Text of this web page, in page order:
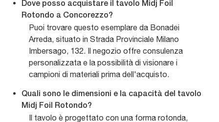
Dove posso acquistare il tavolo Midj Foil
Rotondo a Concorezzo?
Puoi trovare questo esemplare da Bonadei
Arreda, situato in Strada Provinciale Milano
Imbersago, 132. Il negozio offre consulenza
personalizzata e la possibilità di visionare i
campioni di materiali prima dell'acquisto.
Quali sono le dimensioni e la capacità del tavolo
Midj Foil Rotondo?
Il tavolo è progettato con una forma rotonda,